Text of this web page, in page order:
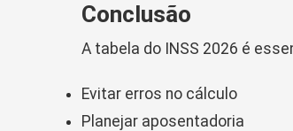
Conclusão
A tabela do INSS 2026 é
Evitar erros no cálculo
Planejar aposentadoria